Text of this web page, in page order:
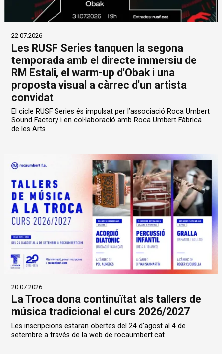
22.07.2026
Les RUSF Series tanquen la segona
temporada amb el directe immersiu de
RM Estali, el warm-up d'Obak i una
proposta visual a càrrec d'un artista
convidat
El cicle RUSF Series és impulsat per l’associació Roca Umbert
Sound Factory i en col·laboració amb Roca Umbert Fàbrica
de les Arts
20.07.2026
La Troca dona continuïtat als tallers de
música tradicional el curs 2026/2027
Les inscripcions estaran obertes del 24 d'agost al 4 de
setembre a través de la web de rocaumbert.cat